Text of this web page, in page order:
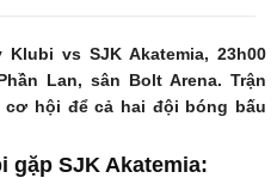
vs SJK Akatemia, 23h00
Lan, sân Bolt Arena. Trận
hội để cả hai đội bóng bấu
gặp SJK Akatemia: